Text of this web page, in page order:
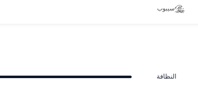
سيبوب
النظافة